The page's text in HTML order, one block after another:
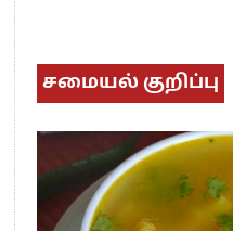
சமையல் குறிப்பு